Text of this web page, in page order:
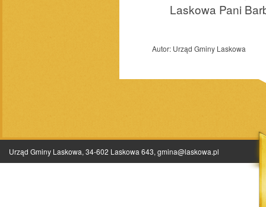
Laskowa Pani
Autor: Urząd Gminy Laskowa
Urząd Gminy Laskowa, 34-602 Laskowa 643, gmina@laskowa.pl